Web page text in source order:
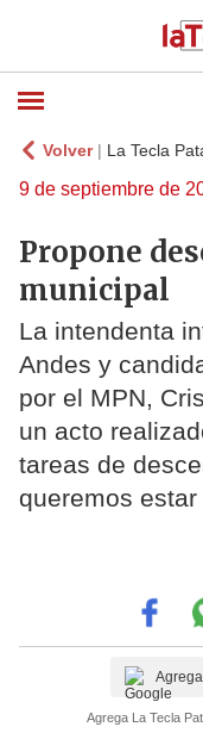
Volver| La Tecla
9 de septiembre de
Propone
municipal
La intendenta
Andes y
por el MPN,
un acto
tareas de
queremos
Agrega La Tecla